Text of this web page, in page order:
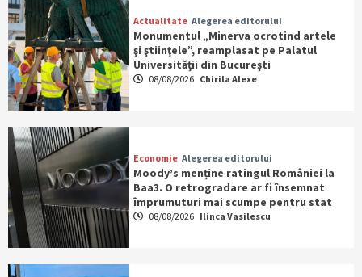
Actualitate Alegerea editorului
Monumentul „Minerva ocrotind artele
şi ştiinţele”, reamplasat pe Palatul
Universităţii din Bucureşti
08/08/2026 Chirila Alexe
Economie Alegerea editorului
Moody’s menține ratingul României la
Baa3. O retrogradare ar fi însemnat
împrumuturi mai scumpe pentru stat
08/08/2026 Ilinca Vasilescu